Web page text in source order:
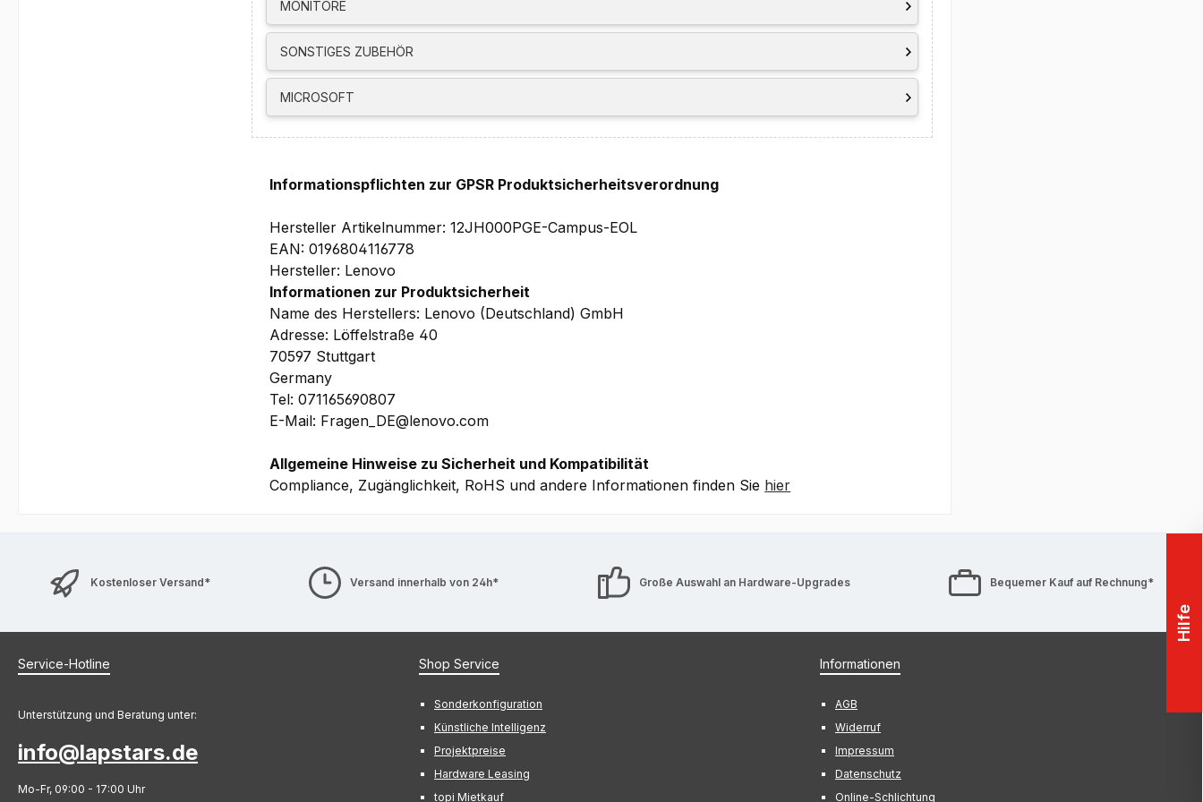
Windows 11 Pro 64
Größe und Gewicht:
100 x 308 x 274.8 mm (BxTxH) - 7,4 l - 4,5kg
Garantie:
Bilder und technische Details ohne Gewähr.
MONITORE
SONSTIGES ZUBEHÖR
MICROSOFT
Informationspflichten zur GPSR Produktsicherheitsverordnung
Hersteller Artikelnummer: 12JH000PGE-Campus-EOL
EAN: 0196804116778
Hersteller: Lenovo
Informationen zur Produktsicherheit
Name des Herstellers: Lenovo (Deutschland) GmbH
Adresse: Löffelstraße 40
70597 Stuttgart
Germany
Tel: 071165690807
E-Mail: Fragen_DE@lenovo.com
Allgemeine Hinweise zu Sicherheit und Kompatibilität
Compliance, Zugänglichkeit, RoHS und andere Informationen finden Sie hier
Kostenloser Versand* Versand innerhalb von 24h* Große Auswahl an Hardware-Upgrades Bequemer Kauf auf Rechnung*
Service-Hotline
Unterstützung und Beratung unter:
info@lapstars.de
Mo-Fr, 09:00 - 17:00 Uhr
Shop Service
Sonderkonfiguration
Künstliche Intelligenz
Projektpreise
Hardware Leasing
topi Mietkauf
Informationen
AGB
Widerruf
Impressum
Datenschutz
Online-Schlichtung
Hilfe